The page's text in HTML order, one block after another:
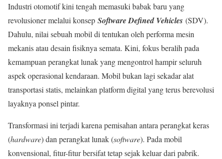
Industri otomotif kini tengah memasuki babak baru yang
revolusioner melalui konsep Software Defined Vehicles (SDV).
Dahulu, nilai sebuah mobil di tentukan oleh performa mesin
mekanis atau desain fisiknya semata. Kini, fokus beralih pada
kemampuan perangkat lunak yang mengontrol hampir seluruh
aspek operasional kendaraan. Mobil bukan lagi sekadar alat
transportasi statis, melainkan platform digital yang terus berevolusi
layaknya ponsel pintar.
Transformasi ini terjadi karena pemisahan antara perangkat keras
(hardware) dan perangkat lunak (software). Pada mobil
konvensional, fitur-fitur bersifat tetap sejak keluar dari pabrik.